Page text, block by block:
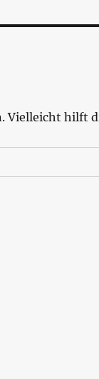
Vielleicht hilft